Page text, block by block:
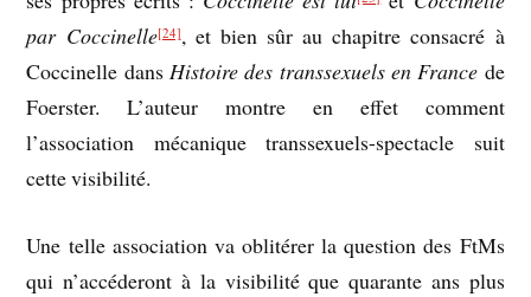
par Coccinelle[24], et bien sûr au chapitre consacré à
Coccinelle dansHistoire des transsexuels en France de
Foerster. L’auteur montre en effet comment
l’association mécanique transsexuels-spectacle suit
cette visibilité.
Une telle association va oblitérer la question des FtMs
qui n’accéderont à la visibilité que quarante ans plus